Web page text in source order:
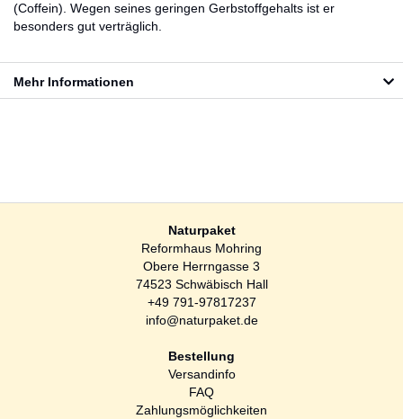
(Coffein). Wegen seines geringen Gerbstoffgehalts ist er
besonders gut verträglich.
Mehr Informationen
Naturpaket
Reformhaus Mohring
Obere Herrngasse 3
74523 Schwäbisch Hall
+49 791-97817237
info@naturpaket.de
Bestellung
Versandinfo
FAQ
Zahlungsmöglichkeiten